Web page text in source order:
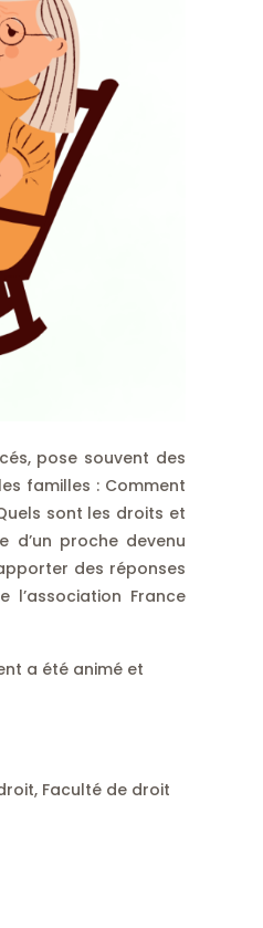
pose souvent des
familles : Comment
sont les droits et
proche devenu
des réponses
France
a été animé et
Faculté de droit